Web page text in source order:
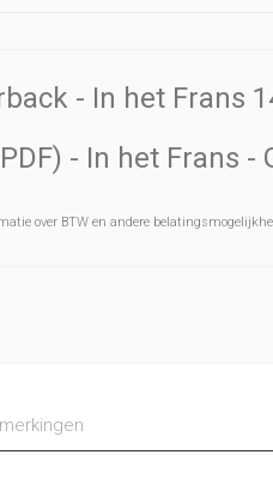
- In het Frans
- In het Frans -
over BTW en andere